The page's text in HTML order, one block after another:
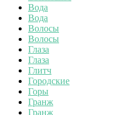
Вода
Вода
Волосы
Волосы
Глаза
Глаза
Глитч
Городские
Горы
Гранж
Гранж